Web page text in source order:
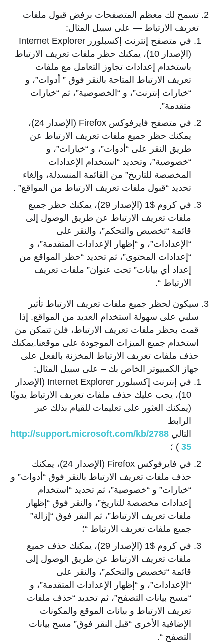
تسمح لك معظم المتصفحات برفض قبول ملفات
تعريف الارتباط — على سبيل المثال:
في متصفح إنترنت إكسبلورر Internet Explorer
(الإصدار 10)، يمكنك حظر ملفات تعريف الارتباط
باستخدام إعدادات تجاوز التعامل مع ملفات
تعريف الارتباط المتاحة بالنقر فوق ” أدوات”، و
“خيارات إنترنت”، و “الخصوصية”، ثم “خيارات
متقدمة”.
في متصفح فايرفوكس Firefox (الإصدار 24)،
يمكنك حظر جميع ملفات تعريف الارتباط عن
طريق النقر على “أدوات”، و “خيارات”، و
“خصوصية”، وتحديد “استخدام الإعدادات
المخصصة للتاريخ” من القائمة المنسدلة، وإلغاء
تحديد “قبول ملفات تعريف الارتباط من المواقع” .
في كروم $1 (الإصدار 29)، يمكنك حظر جميع
ملفات تعريف الارتباط عن طريق الوصول إلى
قائمة “تخصيص والتحكم”، والنقر على
“الإعدادات”، و “إظهار الإعدادات المتقدمة”، و
“إعدادات المحتوى”، ثم تحديد “حظر المواقع من
إعداد أي بيانات” تحت عنوان” ملفات تعريف
الارتباط “.
سيكون لحظر جميع ملفات تعريف الارتباط تأثير
سلبي على سهولة استخدام العديد من المواقع. إذا
قمت بحظر ملفات تعريف الارتباط، فلن تتمكن من
استخدام جميع الميزات الموجودة على موقعنا.يمكنك
حذف ملفات تعريف الارتباط المخزنة بالفعل على
جهاز الكمبيوتر الخاص بك – على سبيل المثال:
في إنترنت إكسبلورر Internet Explorer (الإصدار
10)، يجب عليك حذف ملفات تعريف الارتباط يدويًا
(يمكنك العثور على تعليمات للقيام بذلك عبر
الرابط
التاليhttp://support.microsoft.com/kb/2788
35 ) ؛
في فايرفوكس Firefox (الإصدار 24)، يمكنك
حذف ملفات تعريف الارتباط بالنقر فوق “أدوات” و
“خيارات” و “خصوصية”، ثم تحديد “استخدام
إعدادات مخصصة للتاريخ”، والنقر فوق “إظهار
ملفات تعريف الارتباط”، ثم النقر فوق “إزالة”
جميع ملفات تعريف الارتباط “؛
في كروم $1 (الإصدار 29)، يمكنك حذف جميع
ملفات تعريف الارتباط عن طريق الوصول إلى
قائمة “تخصيص والتحكم”، والنقر على
“الإعدادات”، و “إظهار الإعدادات المتقدمة”، و
“مسح بيانات التصفح”، ثم تحديد “حذف ملفات
تعريف الارتباط و بيانات الموقع والمكونات
الإضافية الأخرى “قبل النقر فوق” مسح بيانات
التصفح “.